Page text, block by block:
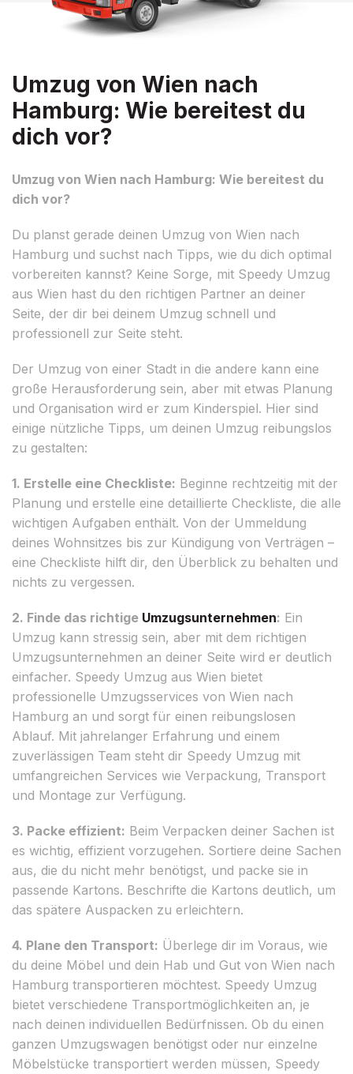
Umzug von Wien nach
Hamburg: Wie bereitest du
dich vor?
Umzug von Wien nach Hamburg: Wie bereitest du
dich vor?
Du planst gerade deinen Umzug von Wien nach
Hamburg und suchst nach Tipps, wie du dich optimal
vorbereiten kannst? Keine Sorge, mit Speedy Umzug
aus Wien hast du den richtigen Partner an deiner
Seite, der dir bei deinem Umzug schnell und
professionell zur Seite steht.
Der Umzug von einer Stadt in die andere kann eine
große Herausforderung sein, aber mit etwas Planung
und Organisation wird er zum Kinderspiel. Hier sind
einige nützliche Tipps, um deinen Umzug reibungslos
zu gestalten:
1. Erstelle eine Checkliste: Beginne rechtzeitig mit der
Planung und erstelle eine detaillierte Checkliste, die alle
wichtigen Aufgaben enthält. Von der Ummeldung
deines Wohnsitzes bis zur Kündigung von Verträgen –
eine Checkliste hilft dir, den Überblick zu behalten und
nichts zu vergessen.
2. Finde das richtige Umzugsunternehmen: Ein
Umzug kann stressig sein, aber mit dem richtigen
Umzugsunternehmen an deiner Seite wird er deutlich
einfacher. Speedy Umzug aus Wien bietet
professionelle Umzugsservices von Wien nach
Hamburg an und sorgt für einen reibungslosen
Ablauf. Mit jahrelanger Erfahrung und einem
zuverlässigen Team steht dir Speedy Umzug mit
umfangreichen Services wie Verpackung, Transport
und Montage zur Verfügung.
3. Packe effizient: Beim Verpacken deiner Sachen ist
es wichtig, effizient vorzugehen. Sortiere deine Sachen
aus, die du nicht mehr benötigst, und packe sie in
passende Kartons. Beschrifte die Kartons deutlich, um
das spätere Auspacken zu erleichtern.
4. Plane den Transport: Überlege dir im Voraus, wie
du deine Möbel und dein Hab und Gut von Wien nach
Hamburg transportieren möchtest. Speedy Umzug
bietet verschiedene Transportmöglichkeiten an, je
nach deinen individuellen Bedürfnissen. Ob du einen
ganzen Umzugswagen benötigst oder nur einzelne
Möbelstücke transportiert werden müssen, Speedy